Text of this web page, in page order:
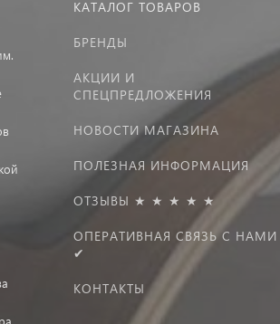
КАТАЛОГ ТОВАРОВ
БРЕНДЫ
АКЦИИ И
СПЕЦПРЕДЛОЖЕНИЯ
НОВОСТИ МАГАЗИНА
ПОЛЕЗНАЯ ИНФОРМАЦИЯ
ОТЗЫВЫ ★ ★ ★ ★ ★
ОПЕРАТИВНАЯ СВЯЗЬ С НАМИ
✔
КОНТАКТЫ